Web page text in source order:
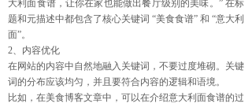
大利面食谱，让你在家也能做出餐厅级别的美味。” 在标
题和元描述中都包含了核心关键词 “美食食谱” 和 “意大利
面”。
2、内容优化
在网站的内容中自然地融入关键词，不要过度堆砌。关键
词的分布应该均匀，并且要符合内容的逻辑和语境。
比如，在美食博客文章中，可以在介绍意大利面食谱的过